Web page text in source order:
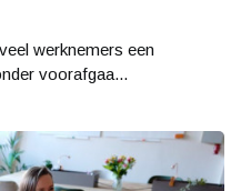
werknemers een
voorafgaa...